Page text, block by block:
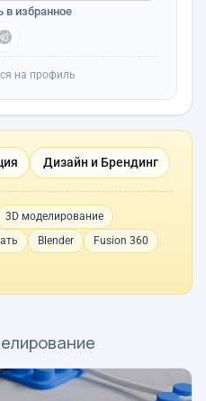
в избранное
на профиль
Дизайн и Брендинг
3D моделирование
Blender
Fusion 360